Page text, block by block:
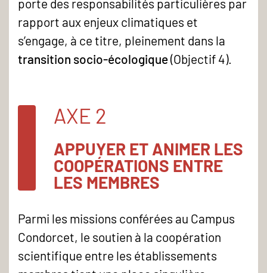
porte des responsabilités particulières par
rapport aux enjeux climatiques et
s’engage, à ce titre, pleinement dans la
transition socio-écologique(Objectif 4).
AXE 2
APPUYER ET ANIMER LES
COOPÉRATIONS ENTRE
LES MEMBRES
Parmi les missions conférées au Campus
Condorcet, le soutien à la coopération
scientifique entre les établissements